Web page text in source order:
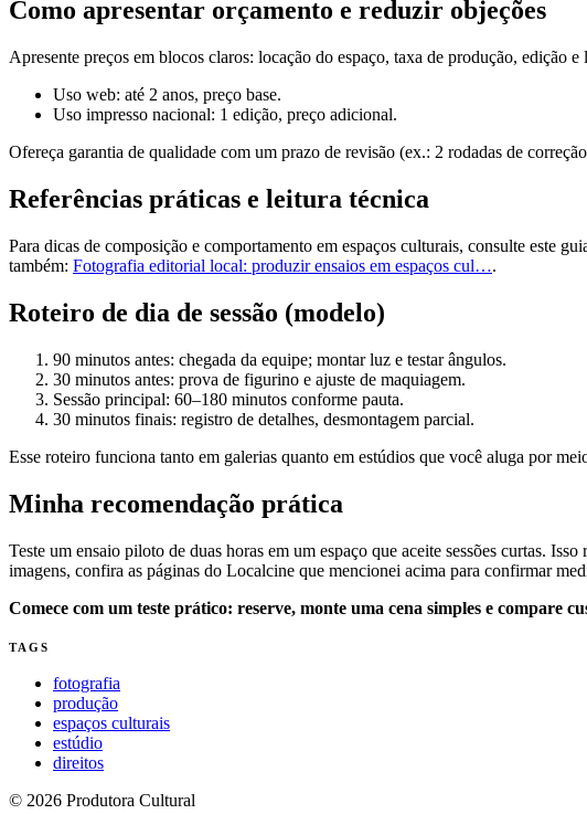
Como apresentar orçamento e reduzir objeções
Apresente preços em blocos claros: locação do espaço, taxa de produção, edição
Uso web: até 2 anos, preço base.
Uso impresso nacional: 1 edição, preço adicional.
Ofereça garantia de qualidade com um prazo de revisão (ex.: 2 rodadas de
Referências práticas e leitura técnica
Para dicas de composição e comportamento em espaços culturais, consulte este
também: Fotografia editorial local: produzir ensaios em espaços cul….
Roteiro de dia de sessão (modelo)
90 minutos antes: chegada da equipe; montar luz e testar ângulos.
30 minutos antes: prova de figurino e ajuste de maquiagem.
Sessão principal: 60–180 minutos conforme pauta.
30 minutos finais: registro de detalhes, desmontagem parcial.
Esse roteiro funciona tanto em galerias quanto em estúdios que você aluga por
Minha recomendação prática
Teste um ensaio piloto de duas horas em um espaço que aceite sessões curtas.
imagens, confira as páginas do Localcine que mencionei acima para confirmar
Comece com um teste prático: reserve, monte uma cena simples e compare
TAGS
fotografia
produção
espaços culturais
estúdio
direitos
© 2026 Produtora Cultural